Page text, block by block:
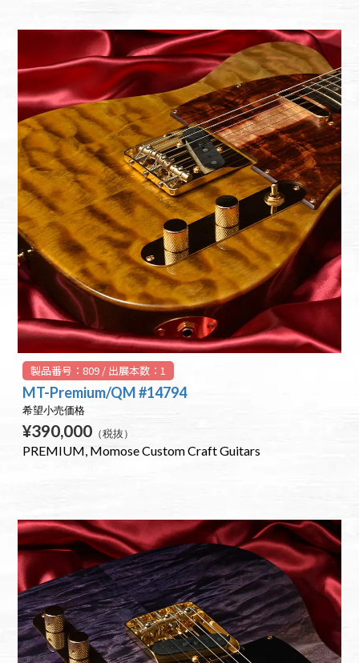
製品番号：809 / 出展本数：1
MT-Premium/QM #14794
希望小売価格
¥390,000 （税抜）
PREMIUM Momose Custom Craft Guitars